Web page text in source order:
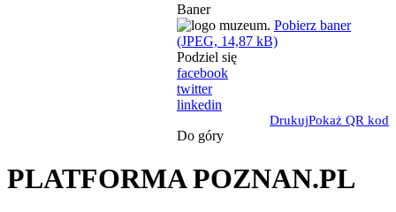
Baner
Pobierz baner
(JPEG, 14,87 kB)
Podziel się
facebook
twitter
linkedin
DrukujPokaż QR kod
Do góry
PLATFORMA POZNAN.PL